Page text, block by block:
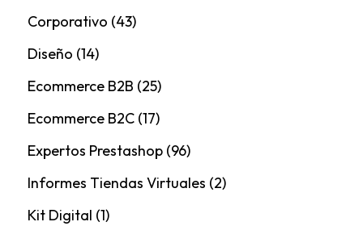
Corporativo (43)
Diseño (14)
Ecommerce B2B (25)
Ecommerce B2C(17)
Expertos Prestashop(96)
Informes Tiendas Virtuales (2)
Kit Digital (1)